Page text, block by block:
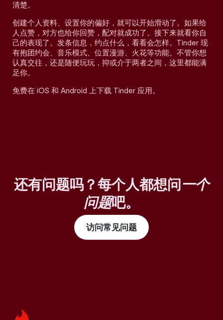
清楚。
创建个人资料、设置你的偏好，就可以开始滑动了。如果给
人点赞，对方也给你回赞，配对就成功了。接下来就看你自
己的表现了。发条信息，约点什么，看看会怎样。Tinder 现
有抱团约会、音乐模式、位置漫游、火花等功能。不管你想
认真交往，还是随便玩玩，抑或介于两者之间，这里都能满
足你。
免费在 iOS 和 Android 上下载 Tinder 应用。
还有问题吗？每个人都想问一个
问题吧。
访问常见问题